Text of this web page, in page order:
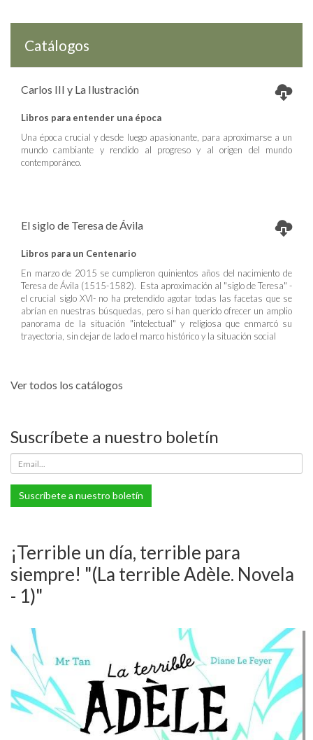
Catálogos
Carlos III y La Ilustración
Libros para entender una época
Una época crucial y desde luego apasionante, para aproximarse a un
mundo cambiante y rendido al progreso y al origen del mundo
contemporáneo.
El siglo de Teresa de Ávila
Libros para un Centenario
En marzo de 2015 se cumplieron quinientos años del nacimiento de
Teresa de Ávila (1515-1582). Esta aproximación al "siglo de Teresa" -
el crucial siglo XVI- no ha pretendido agotar todas las facetas que se
abrían en nuestras búsquedas, pero sí han querido ofrecer un amplio
panorama de la situación "intelectual" y religiosa que enmarcó su
trayectoria, sin dejar de lado el marco histórico y la situación social
Ver todos los catálogos
Suscríbete a nuestro boletín
Suscríbete a nuestro boletín
¡Terrible un día, terrible para
siempre! "(La terrible Adèle. Novela
- 1)"